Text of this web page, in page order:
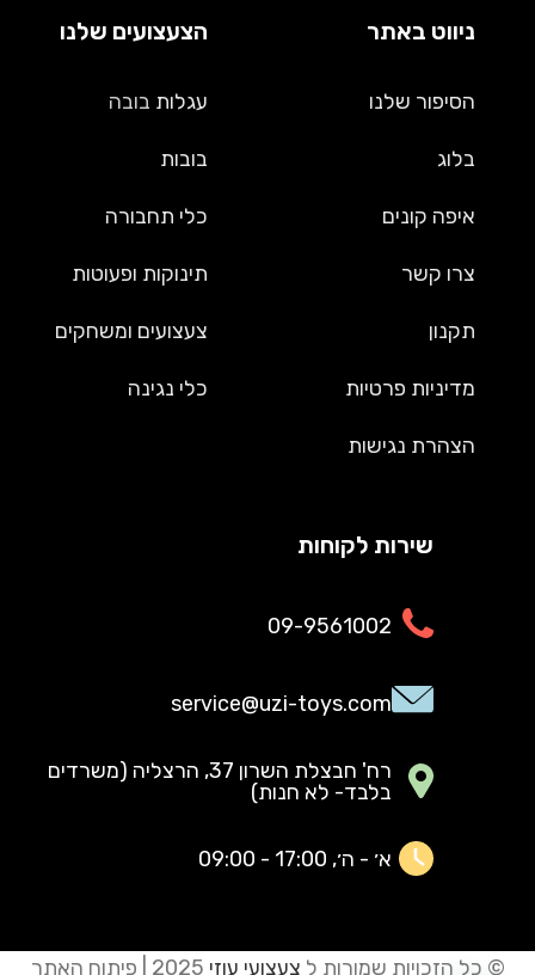
ניווט באתר
הסיפור שלנו
בלוג
איפה קונים
צרו קשר
תקנון
מדיניות פרטיות
הצהרת נגישות
הצעצועים שלנו
עגלות בובה
בובות
כלי תחבורה
תינוקות ופעוטות
צעצועים ומשחקים
כלי נגינה
שירות לקוחות
09-9561002
service@uzi-toys.com
רח' חבצלת השרון 37, הרצליה (משרדים
בלבד- לא חנות)
א׳ - ה׳, 17:00 - 09:00
© כל הזכויות שמורות ל צעצועי עוזי